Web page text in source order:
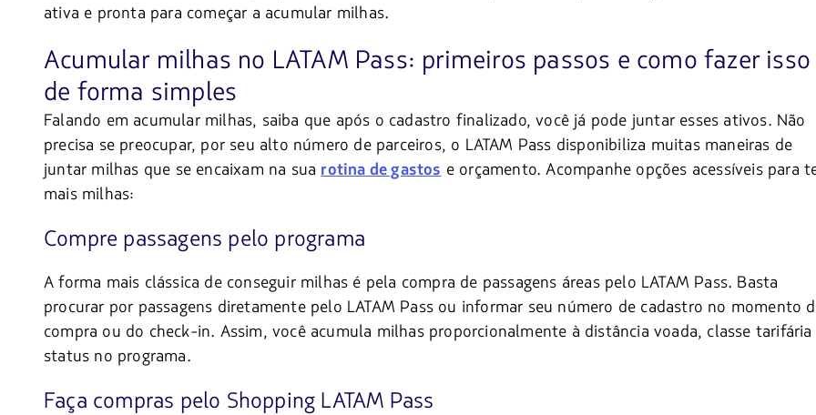
ativa e pronta para começar a acumular milhas.
Acumular milhas no LATAM Pass: primeiros passos e como fazer isso
de forma simples
Falando em acumular milhas, saiba que após o cadastro finalizado, você já pode juntar esses ativos. Não
precisa se preocupar, por seu alto número de parceiros, o LATAM Pass disponibiliza muitas maneiras de
juntar milhas que se encaixam na sua rotina de gastos e orçamento. Acompanhe opções acessíveis para
mais milhas:
Compre passagens pelo programa
A forma mais clássica de conseguir milhas é pela compra de passagens áreas pelo LATAM Pass. Basta
procurar por passagens diretamente pelo LATAM Pass ou informar seu número de cadastro no momento
compra ou do check-in. Assim, você acumula milhas proporcionalmente à distância voada, classe tarifária
status no programa.
Faça compras pelo Shopping LATAM Pass